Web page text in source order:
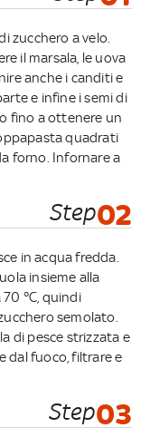
zucchero a velo.
il marsala, le uova
anche i canditi e
e infine i semi di
fino a ottenere un
quadrati
forno. Infornare a
Step02
in acqua fredda.
insieme alla
°C, quindi
semolato.
di pesce strizzata e
dal fuoco, filtrare e
Step03